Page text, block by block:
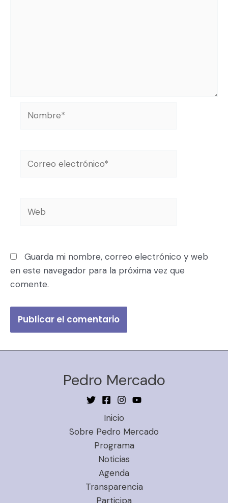
Guarda mi nombre, correo electrónico y web
en este navegador para la próxima vez que
comente.
Pedro Mercado
Inicio
Sobre Pedro Mercado
Programa
Noticias
Agenda
Transparencia
Participa